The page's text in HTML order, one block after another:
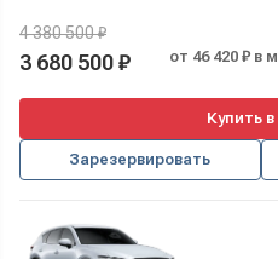
4 380 500 ₽
3 680 500 ₽ от 46 420 ₽ в
Купить
Зарезервировать